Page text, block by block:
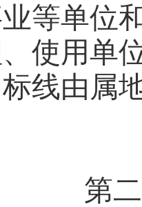
等单位
使用单
线由属
第